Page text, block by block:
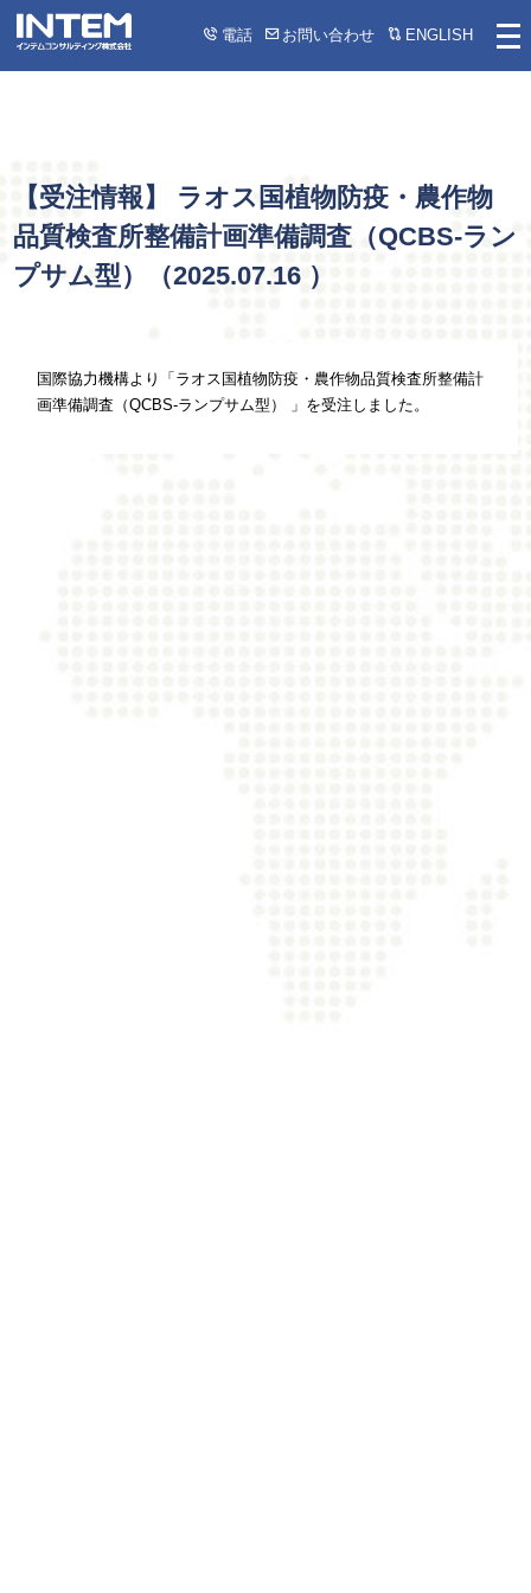
電話 お問い合わせ ENGLISH
【受注情報】 ラオス国植物防疫・農作物
品質検査所整備計画準備調査（QCBS-ラン
プサム型）（2025.07.16 ）
国際協力機構より「ラオス国植物防疫・農作物品質検査所整備計
画準備調査（QCBS-ランプサム型） 」を受注しました。